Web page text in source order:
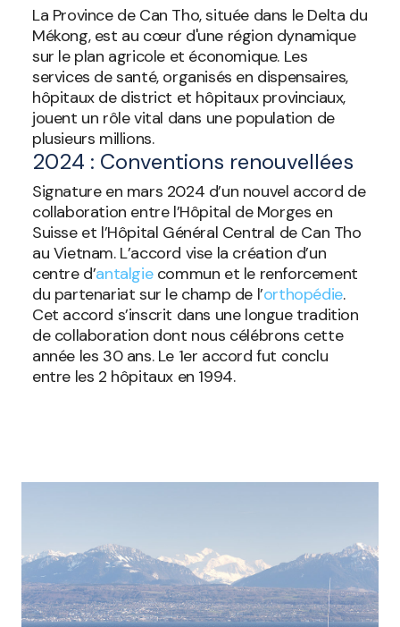
La Province de Can Tho, située dans le Delta du
Mékong, est au cœur d'une région dynamique
sur le plan agricole et économique. Les
services de santé, organisés en dispensaires,
hôpitaux de district et hôpitaux provinciaux,
jouent un rôle vital dans une population de
plusieurs millions.
2024 : Conventions renouvellées
Signature en mars 2024 d’un nouvel accord de
collaboration entre l’Hôpital de Morges en
Suisse et l’Hôpital Général Central de Can Tho
au Vietnam. L’accord vise la création d’un
centre d’antalgiecommun et le renforcement
du partenariat sur le champ de l’orthopédie.
Cet accord s’inscrit dans une longue tradition
de collaboration dont nous célébrons cette
année les 30 ans. Le 1er accord fut conclu
entre les 2 hôpitaux en 1994.